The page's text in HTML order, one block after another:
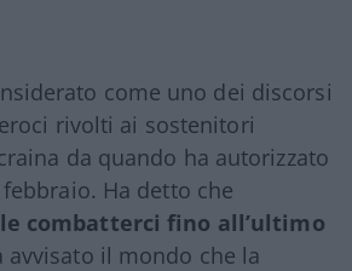
come uno dei discorsi
rivolti ai sostenitori
da quando ha autorizzato
Ha detto che
combatterci fino all’ultimo
il mondo che la